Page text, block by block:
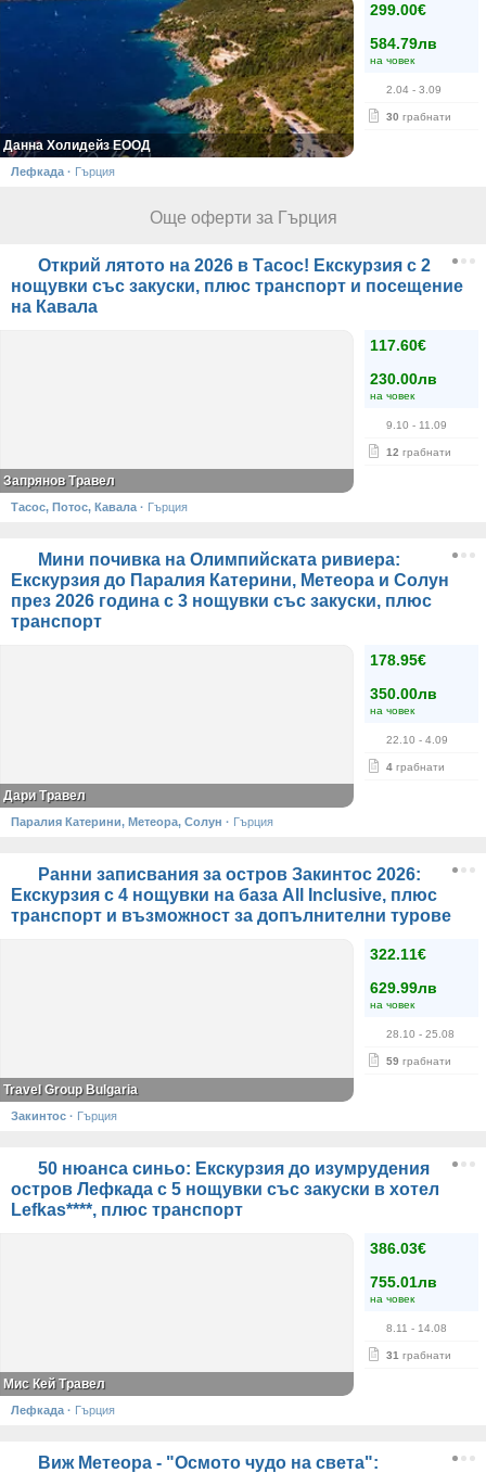
299.00€
584.79лв
на човек
2.04 - 3.09
30 грабнати
Данна Холидейз ЕООД
Лефкада · Гърция
Още оферти за Гърция
Открий лятото на 2026 в Тасос! Екскурзия с 2
нощувки със закуски, плюс транспорт и посещение
на Кавала
117.60€
230.00лв
на човек
9.10 - 11.09
12 грабнати
Запрянов Травел
Тасос, Потос, Кавала · Гърция
Мини почивка на Олимпийската ривиера:
Екскурзия до Паралия Катерини, Метеора и Солун
през 2026 година с 3 нощувки със закуски, плюс
транспорт
178.95€
350.00лв
на човек
22.10 - 4.09
4 грабнати
Дари Травел
Паралия Катерини, Метеора, Солун · Гърция
Ранни записвания за остров Закинтос 2026:
Екскурзия с 4 нощувки на база All Inclusive, плюс
транспорт и възможност за допълнителни турове
322.11€
629.99лв
на човек
28.10 - 25.08
59 грабнати
Travel Group Bulgaria
Закинтос · Гърция
50 нюанса синьо: Екскурзия до изумрудения
остров Лефкада с 5 нощувки със закуски в хотел
Lefkas****, плюс транспорт
386.03€
755.01лв
на човек
8.11 - 14.08
31 грабнати
Мис Кей Травел
Лефкада · Гърция
Виж Метеора - "Осмото чудо на света":